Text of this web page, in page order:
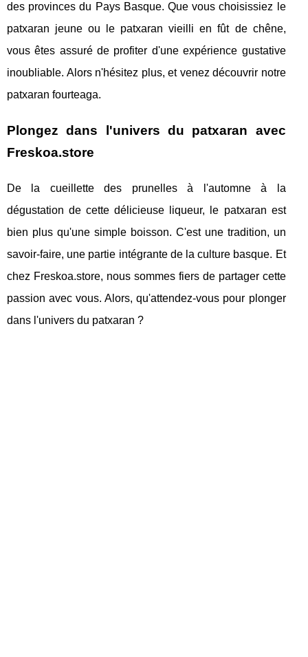
des provinces du Pays Basque. Que vous choisissiez le
patxaran jeune ou le patxaran vieilli en fût de chêne,
vous êtes assuré de profiter d'une expérience gustative
inoubliable. Alors n'hésitez plus, et venez découvrir notre
patxaran fourteaga.
Plongez dans l'univers du patxaran avec
Freskoa.store
De la cueillette des prunelles à l'automne à la
dégustation de cette délicieuse liqueur, le patxaran est
bien plus qu'une simple boisson. C'est une tradition, un
savoir-faire, une partie intégrante de la culture basque. Et
chez Freskoa.store, nous sommes fiers de partager cette
passion avec vous. Alors, qu'attendez-vous pour plonger
dans l'univers du patxaran ?